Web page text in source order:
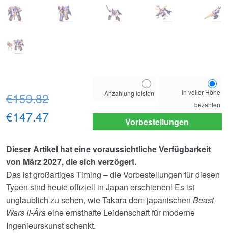
yourAnzahlung leisten
In voller Höhe
bezahlen
Vorbestellungen
€159.82Ursprünglicher
€159.82
€147.47 Aktueller
ist:
€147.47.
Dieser Artikel hat eine voraussichtliche Verfügbarkeit
von März 2027, die sich verzögert.
Das ist großartiges Timing – die Vorbestellungen für diesen
Typen sind heute offiziell in Japan erschienen! Es ist
unglaublich zu sehen, wie Takara dem japanischen Beast
Wars II-Äraeine ernsthafte Leidenschaft für moderne
Ingenieurskunst schenkt.